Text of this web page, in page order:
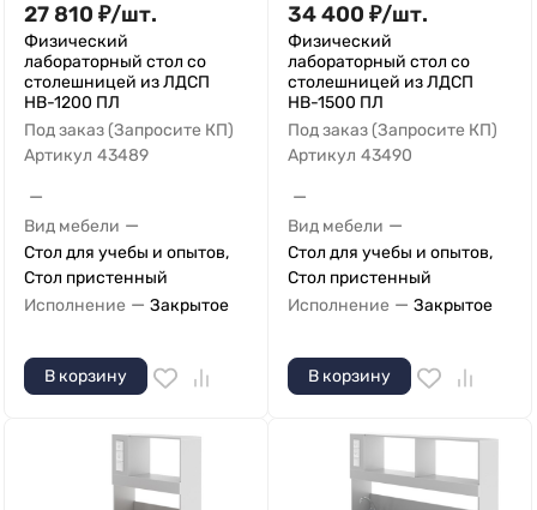
27 810 ₽/шт.
Физический
лабораторный стол со
столешницей из ЛДСП
НВ-1200 ПЛ
Под заказ (Запросите КП)
Артикул 43489
—
Вид мебели —
Стол для учебы и опытов,
Стол пристенный
Исполнение — Закрытое
В корзину
34 400 ₽/шт.
Физический
лабораторный стол со
столешницей из ЛДСП
НВ-1500 ПЛ
Под заказ (Запросите КП)
Артикул 43490
—
Вид мебели —
Стол для учебы и опытов,
Стол пристенный
Исполнение — Закрытое
В корзину